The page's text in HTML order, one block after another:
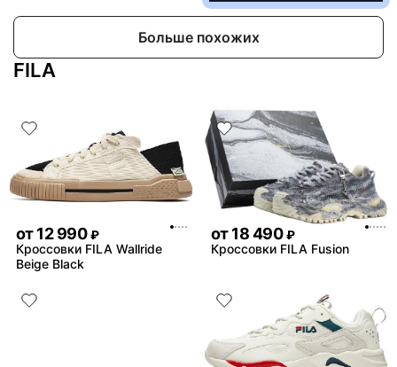
Больше похожих
FILA
от12 990 ₽
Кроссовки FILA Wallride
Beige Black
от18 490 ₽
Кроссовки FILA Fusion